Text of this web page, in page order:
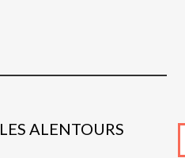
LES ALENTOURS